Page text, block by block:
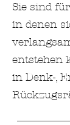
Sie sind für
in denen
entstehen
in Denk-,